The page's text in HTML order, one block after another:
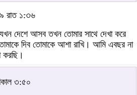
রাত ১:৩৬
দেশে আসব তখন তোমার সাথে দেখা করে
দিব তোমাকে আশা রাখি। আমি এবছর না
৩:৫০